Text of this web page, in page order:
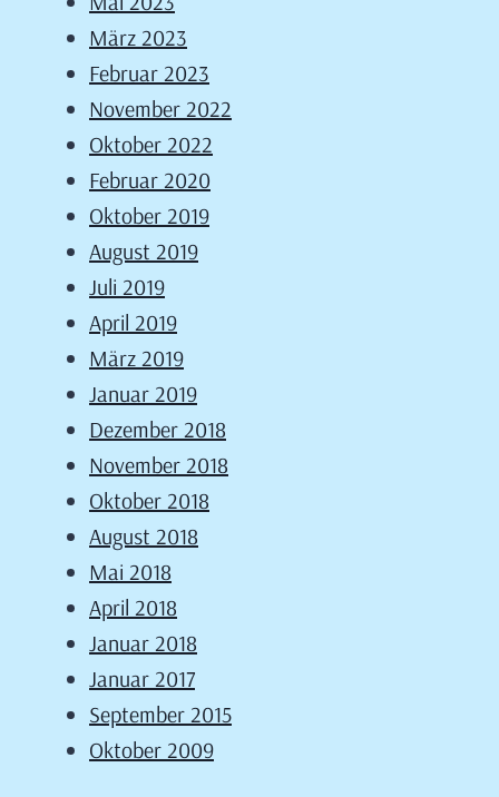
März 2023
Februar 2023
November 2022
Oktober 2022
Februar 2020
Oktober 2019
August 2019
Juli 2019
April 2019
März 2019
Januar 2019
Dezember 2018
November 2018
Oktober 2018
August 2018
Mai 2018
April 2018
Januar 2018
Januar 2017
September 2015
Oktober 2009